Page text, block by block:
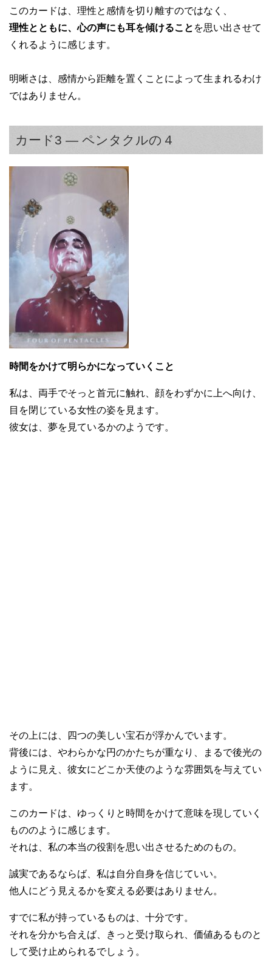
このカードは、理性と感情を切り離すのではなく、
理性とともに、心の声にも耳を傾けること を思い出させて
くれるように感じます。
明晰さは、感情から距離を置くことによって生まれるわけ
ではありません。
カード3 — ペンタクルの４
時間をかけて明らかになっていくこと
私は、両手でそっと首元に触れ、顔をわずかに上へ向け、
目を閉じている女性の姿を見ます。
彼女は、夢を見ているかのようです。
その上には、四つの美しい宝石が浮かんでいます。
背後には、やわらかな円のかたちが重なり、まるで後光の
ように見え、彼女にどこか天使のような雰囲気を与えてい
ます。
このカードは、ゆっくりと時間をかけて意味を現していく
もののように感じます。
それは、私の本当の役割を思い出させるためのもの。
誠実であるならば、私は自分自身を信じていい。
他人にどう見えるかを変える必要はありません。
すでに私が持っているものは、十分です。
それを分かち合えば、きっと受け取られ、価値あるものと
して受け止められるでしょう。